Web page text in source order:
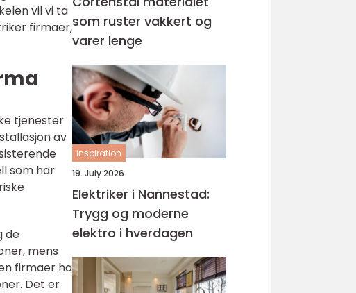
vil vi ta
firmaer,
tjenester
av
som har
de
mens
firmaer ha
Det er
som ruster vakkert og
varer lenge
inspiration
19. July 2026
Elektriker i Nannestad:
Trygg og moderne
elektro i hverdagen